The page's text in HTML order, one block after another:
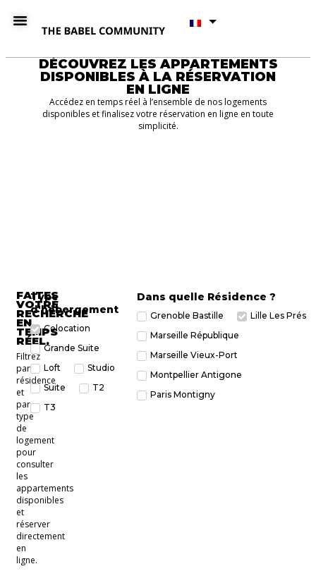
DÉCOUVREZ LES APPARTEMENTS
DISPONIBLES À LA RÉSERVATION
EN LIGNE
Accédez en temps réel à l’ensemble de nos logements
disponibles et finalisez votre réservation en ligne en toute
simplicité.
FAITES
VOTRE
RECHERCHE
EN
TEMPS
RÉEL.
Filtrez
par
résidence
et
par
type
de
logement
pour
consulter
les
appartements
disponibles
et
réserver
directement
en
ligne.
Type
d'hébergement
Colocation
Grande Suite
Loft
Studio
Suite
T2
T3
Dans quelle Résidence ?
Grenoble Bastille
Lille Les Prés
Marseille République
Marseille Vieux-Port
Montpellier Antigone
Paris Montigny